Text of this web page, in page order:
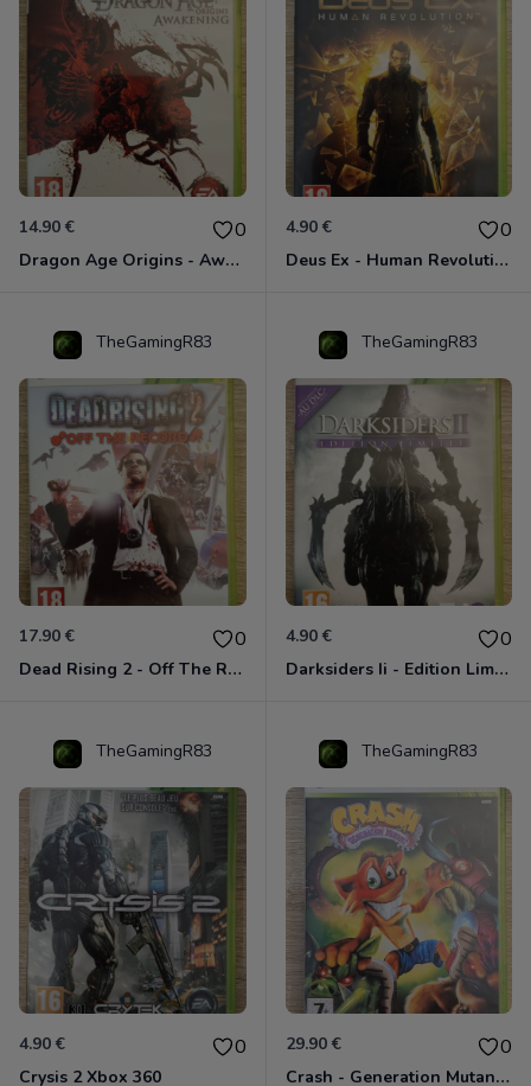
14.90 € 0
Dragon Age Origins - Awakening Xbox 360
4.90 € 0
Deus Ex - Human Revolution Xbox 360
TheGamingR83
17.90 € 0
Dead Rising 2 - Off The Record Xbox 360
TheGamingR83
4.90 € 0
Darksiders Ii - Edition Limitée Xbox 360
TheGamingR83
4.90 € 0
Crysis 2 Xbox 360
TheGamingR83
29.90 € 0
Crash - Generation Mutant Xbox 360